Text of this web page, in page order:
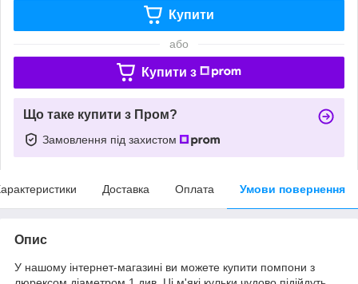
Купити
або
Купити з
Що таке купити з Пром?
Замовлення під захистом
Доставка Оплата Умови повернення
Опис
У нашому інтернет-магазині ви можете купити помпони з